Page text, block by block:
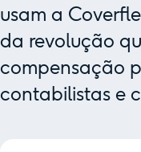
usam a
da revolução
compensação
contabilistas e